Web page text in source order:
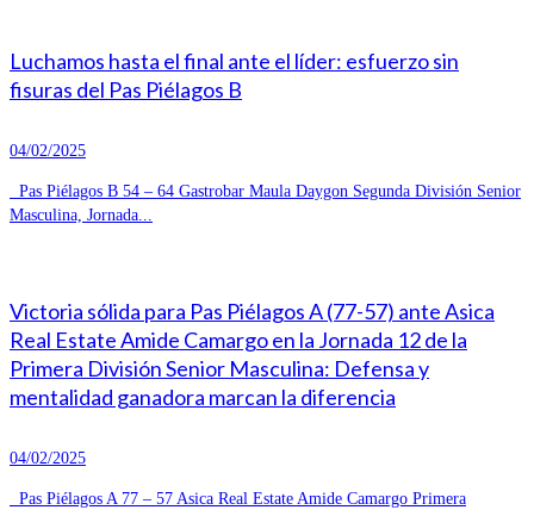
Luchamos hasta el final ante el líder: esfuerzo sin
fisuras del Pas Piélagos B
04/02/2025
Pas Piélagos B 54 – 64 Gastrobar Maula Daygon Segunda División Senior
Masculina, Jornada...
Victoria sólida para Pas Piélagos A (77-57) ante Asica
Real Estate Amide Camargo en la Jornada 12 de la
Primera División Senior Masculina: Defensa y
mentalidad ganadora marcan la diferencia
04/02/2025
Pas Piélagos A 77 – 57 Asica Real Estate Amide Camargo Primera